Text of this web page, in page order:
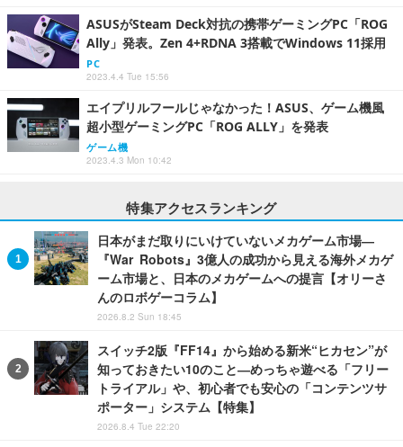
ASUSがSteam Deck対抗の携帯ゲーミングPC「ROG
Ally」発表。Zen 4+RDNA 3搭載でWindows 11採用
PC
2023.4.4 Tue 15:56
エイプリルフールじゃなかった！ASUS、ゲーム機風
超小型ゲーミングPC「ROG ALLY」を発表
ゲーム機
2023.4.3 Mon 10:42
特集アクセスランキング
日本がまだ取りにいけていないメカゲーム市場―
『War Robots』3億人の成功から見える海外メカゲ
ーム市場と、日本のメカゲームへの提言【オリーさ
んのロボゲーコラム】
2026.8.2 Sun 18:45
スイッチ2版『FF14』から始める新米“ヒカセン”が
知っておきたい10のこと―めっちゃ遊べる「フリー
トライアル」や、初心者でも安心の「コンテンツサ
ポーター」システム【特集】
2026.8.4 Tue 22:20